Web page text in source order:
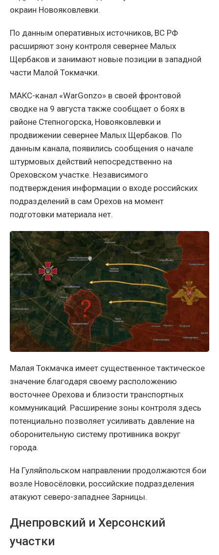
окраин Новояковлевки.
По данным оперативных источников, ВС РФ
расширяют зону контроля севернее Малых
Щербаков и занимают новые позиции в западной
части Малой Токмачки.
МАКС-канал «WarGonzo» в своей фронтовой
сводке на 9 августа также сообщает о боях в
районе Степногорска, Новояковлевки и
продвижении севернее Малых Щербаков. По
данным канала, появились сообщения о начале
штурмовых действий непосредственно на
Ореховском участке. Независимого
подтверждения информации о входе российских
подразделений в сам Орехов на момент
подготовки материала нет.
Малая Токмачка имеет существенное тактическое
значение благодаря своему расположению
восточнее Орехова и близости транспортных
коммуникаций. Расширение зоны контроля здесь
потенциально позволяет усиливать давление на
оборонительную систему противника вокруг
города.
На Гуляйпольском направлении продолжаются бои
возле Новосёловки, российские подразделения
атакуют северо-западнее Зарницы.
Днепровский и Херсонский
участки